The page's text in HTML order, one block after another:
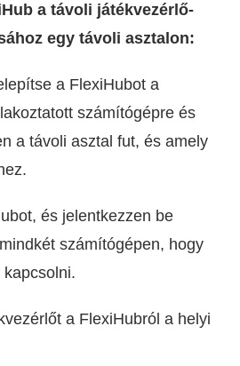
a távoli játékvezérlő-
egy távoli asztalon:
a FlexiHubot a
számítógépre és
a távoli asztal fut, és amely
és jelentkezzen be
számítógépen, hogy
a FlexiHubról a helyi